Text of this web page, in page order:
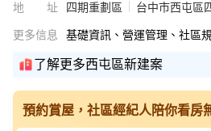
地址 四期重劃區 台中市西屯區
更多信息 基礎資訊、營運管理、社區
了解更多西屯區新建案
預約賞屋，社區經紀人陪你看房